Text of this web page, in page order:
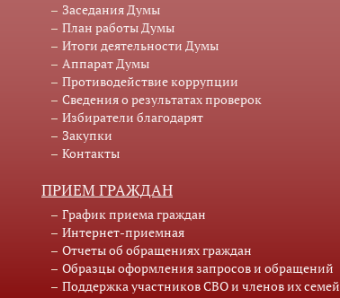
Заседания Думы
План работы Думы
Итоги деятельности Думы
Аппарат Думы
Противодействие коррупции
Сведения о результатах проверок
Избиратели благодарят
Закупки
Контакты
ПРИЕМ ГРАЖДАН
График приема граждан
Интернет-приемная
Отчеты об обращениях граждан
Образцы оформления запросов и обращений
Поддержка участников СВО и членов их семей